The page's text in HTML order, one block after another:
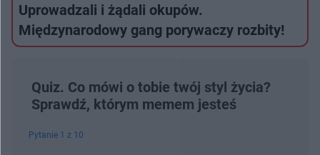
Uprowadzali i żądali okupów.
Międzynarodowy gang porywaczy rozbity!
Quiz. Co mówi o tobie twój styl życia?
Sprawdź, którym memem jesteś
Pytanie 1 z 10